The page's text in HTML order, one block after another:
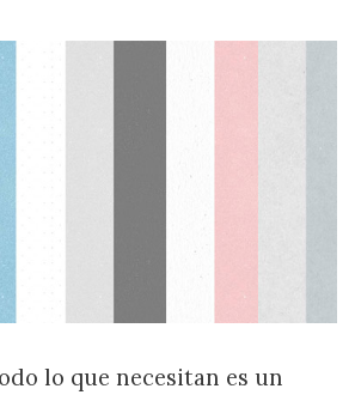
lo que necesitan es un